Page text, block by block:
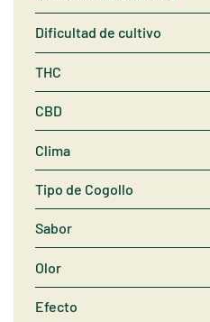
Dificultad de cultivo
THC
CBD
Clima
Tipo de Cogollo
Sabor
Olor
Efecto